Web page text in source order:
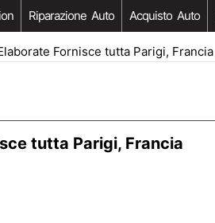
Riparazione Auto Acquisto Auto
Fornisce tutta Parigi, Francia
tutta Parigi, Francia